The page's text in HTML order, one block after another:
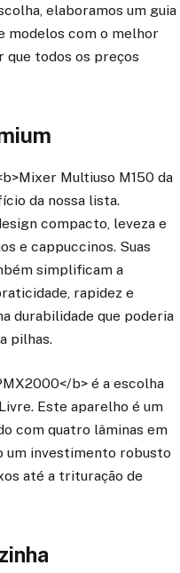
elaboramos um guia
modelos com o melhor
todos os preços
Multiuso M150 da
da nossa lista.
compacto, leveza e
e cappuccinos. Suas
simplificam a
rapidez e
durabilidade que poderia
pilhas.
b> é a escolha
Este aparelho é um
com quatro lâminas em
um investimento robusto
até a trituração de